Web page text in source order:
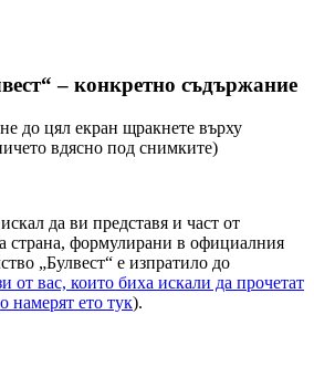
– конкретно съдържание
до цял екран щракнете върху
вдясно под снимките)
да ви представя и част от
страна, формулирани в официалния
„Булвест“ е изпратило до
от вас, които биха искали да прочетат
намерят ето тук).